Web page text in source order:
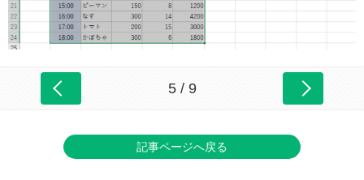
5 / 9
記事ページへ戻る